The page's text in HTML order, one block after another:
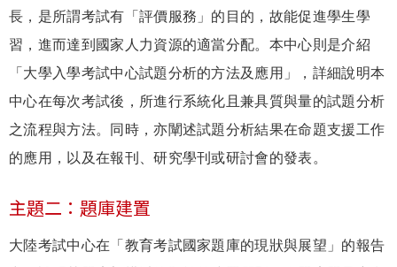
長，是所謂考試有「評價服務」的目的，故能促進學生學
習，進而達到國家人力資源的適當分配。本中心則是介紹
「大學入學考試中心試題分析的方法及應用」，詳細說明本
中心在每次考試後，所進行系統化且兼具質與量的試題分析
之流程與方法。同時，亦闡述試題分析結果在命題支援工作
的應用，以及在報刊、研究學刊或研討會的發表。
主題二：題庫建置
大陸考試中心在「教育考試國家題庫的現狀與展望」的報告